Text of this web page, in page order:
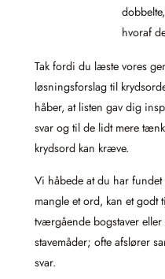
hvoraf
Tak fordi du læste vores
løsningsforslag til
håber, at listen gav dig
svar og til de lidt mere
krydsord kan kræve.
Vi håbede at du har
mangle et ord, kan et
tværgående bogstaver
stavemåder; ofte afslører
svar.